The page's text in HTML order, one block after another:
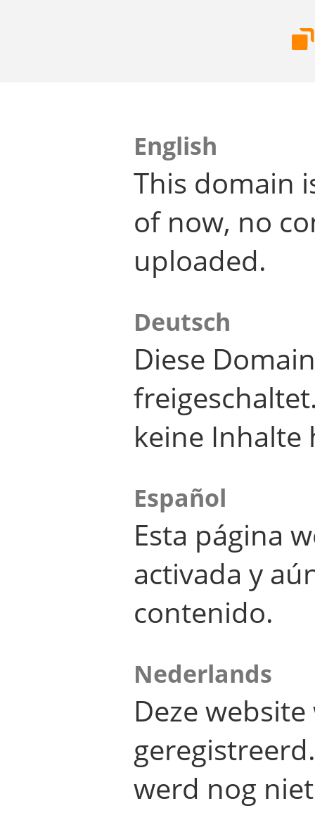
English
This domain
of now, no
uploaded.
Deutsch
Diese
keine Inhalte
Español
Esta página
activada y
contenido.
Nederlands
Deze
werd nog